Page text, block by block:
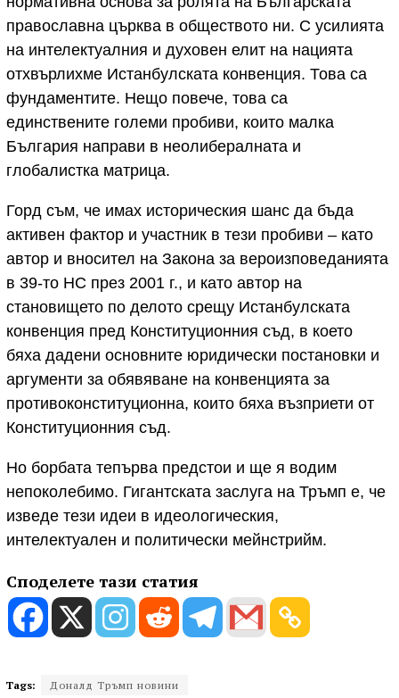
православна църква в обществото ни. С усилията
на интелектуалния и духовен елит на нацията
отхвърлихме Истанбулската конвенция. Това са
фундаментите. Нещо повече, това са
единствените големи пробиви, които малка
България направи в неолибералната и
глобалистка матрица.
Горд съм, че имах историческия шанс да бъда
активен фактор и участник в тези пробиви – като
автор и вносител на Закона за вероизповеданията
в 39-то НС през 2001 г., и като автор на
становището по делото срещу Истанбулската
конвенция пред Конституционния съд, в което
бяха дадени основните юридически постановки и
аргументи за обявяване на конвенцията за
противоконституционна, които бяха възприети от
Конституционния съд.
Но борбата тепърва предстои и ще я водим
непоколебимо. Гигантската заслуга на Тръмп е, че
изведе тези идеи в идеологическия,
интелектуален и политически мейнстрийм.
Споделете тази статия
Tags: Доналд Тръмп новини